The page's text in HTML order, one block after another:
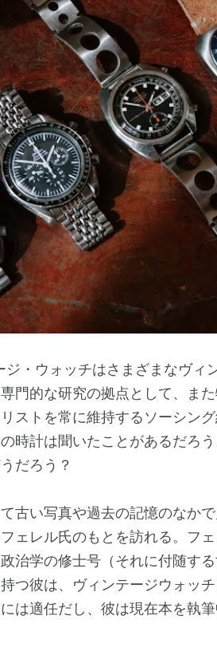
・ウォッチはさまざまなヴィ
門的な研究の拠点として、ま
ストを常に維持するソーシン
時計は聞いたことがあるだろ
だろう？
古い写真や過去の記憶のなかで
ェレル氏のもとを訪れる。フ
治学の修士号（それに付随す
つ彼は、ヴィンテージウォッ
は適任だし、彼は現在本を執